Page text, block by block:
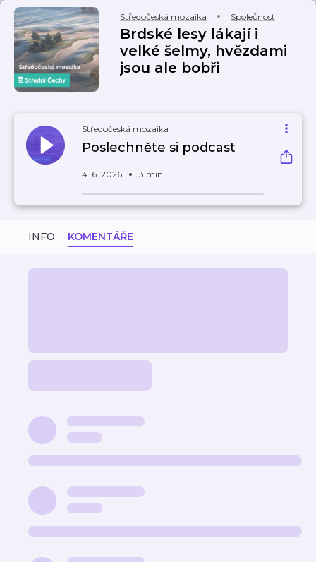
Středočeská mozaika Společnost
Brdské lesy lákají i
velké šelmy, hvězdami
jsou ale bobři
Středočeská mozaika
Poslechněte si podcast
4. 6. 2026 3 min
INFO KOMENTÁŘE